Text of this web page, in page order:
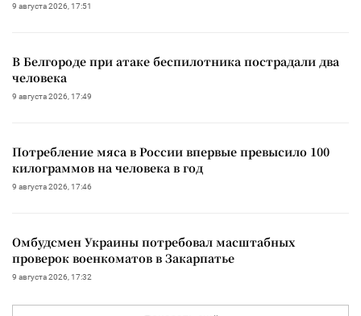
9 августа 2026, 17:51
В Белгороде при атаке беспилотника пострадали два
человека
9 августа 2026, 17:49
Потребление мяса в России впервые превысило 100
килограммов на человека в год
9 августа 2026, 17:46
Омбудсмен Украины потребовал масштабных
проверок военкоматов в Закарпатье
9 августа 2026, 17:32